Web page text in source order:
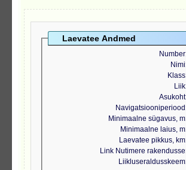
Laevatee Andmed
Number
Nimi
Klass
Liik
Asukoht
Navigatsiooniperiood
Minimaalne sügavus, m
Minimaalne laius, m
Laevatee pikkus, km
Link Nutimere rakendusse
Liikluseraldusskeem